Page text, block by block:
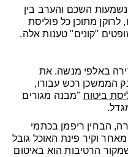
השכם והערב בין
מתוכן כל פוליסת
"קונים" טענות אלה.
באלפי מנשה. את
הממשכן רכש עבורו,
ביטוח "מבנה מגורים
הבחין ריפמן בכתמי
וקיר פינת האוכל גובל
הרטיבות הוא באיטום